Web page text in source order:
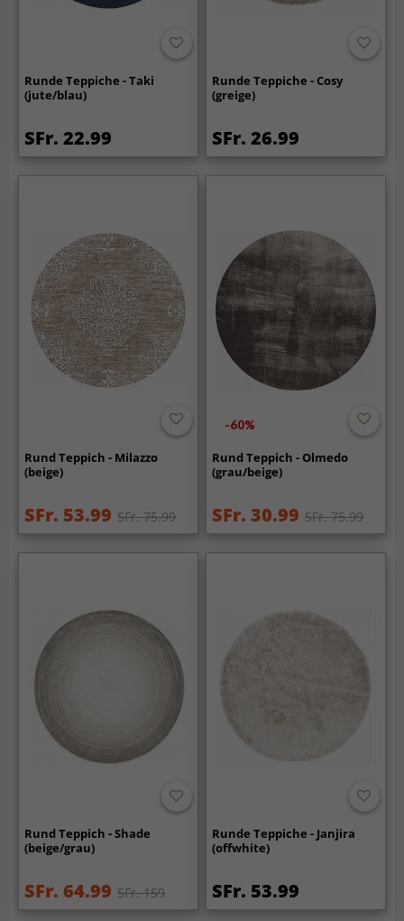
Runde Teppiche - Taki
(jute/blau)
SFr. 22.99
Runde Teppiche - Cosy
(greige)
SFr. 26.99
Rund Teppich - Milazzo
(beige)
SFr. 53.99 SFr. 75.99
-60%
Rund Teppich - Olmedo
(grau/beige)
SFr. 30.99 SFr. 75.99
Rund Teppich - Shade
(beige/grau)
SFr. 64.99 SFr. 159
Runde Teppiche - Janjira
(offwhite)
SFr. 53.99